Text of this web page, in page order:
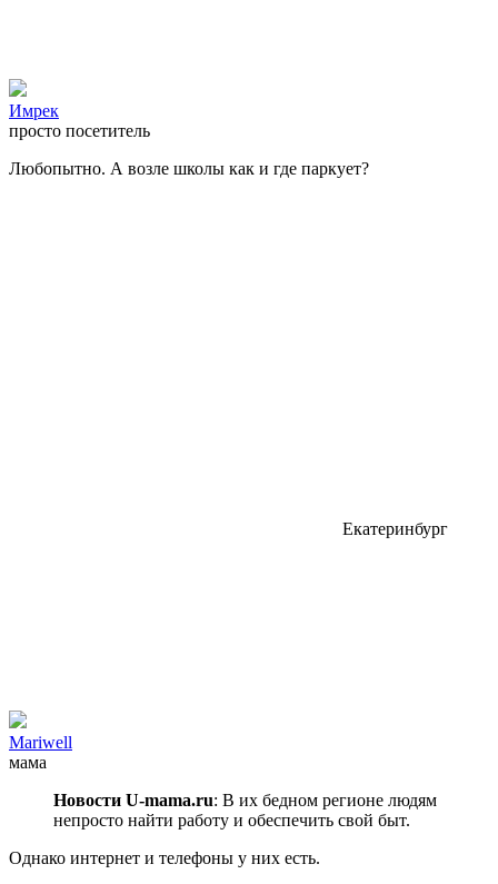
Имрек
просто посетитель
Любопытно. А возле школы как и где паркует?
Екатеринбург
Mariwell
мама
Новости U-mama.ru: В их бедном регионе людям
непросто найти работу и обеспечить свой быт.
Однако интернет и телефоны у них есть.